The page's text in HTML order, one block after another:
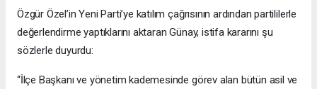
Özgür Özel’in Yeni Parti’ye katılım çağrısının ardından partililerle
değerlendirme yaptıklarını aktaran Günay, istifa kararını şu
sözlerle duyurdu:
“İlçe Başkanı ve yönetim kademesinde görev alan bütün asil ve